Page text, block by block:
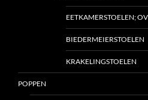
EETKAMERSTOELEN;
BIEDERMEIERSTOELEN
KRAKELINGSTOELEN
POPPEN